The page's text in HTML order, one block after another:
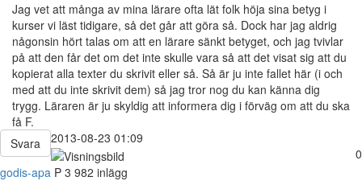
Jag vet att många av mina lärare ofta lät folk höja sina betyg i
kurser vi läst tidigare, så det går att göra så. Dock har jag aldrig
någonsin hört talas om att en lärare sänkt betyget, och jag tvivlar
på att den får det om det inte skulle vara så att det visat sig att du
kopierat alla texter du skrivit eller så. Så är ju inte fallet här (i och
med att du inte skrivit dem) så jag tror nog du kan känna dig
trygg. Läraren är ju skyldig att informera dig i förväg om att du ska
få F.
Svara
2013-08-23 01:09
0
godis-apa P 3 982 inlägg